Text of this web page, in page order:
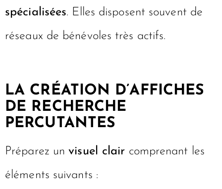
spécialisées. Elles disposent souvent de
réseaux de bénévoles très actifs.
LA CRÉATION D’AFFICHES
DE RECHERCHE
PERCUTANTES
Préparez unvisuel clair comprenant les
éléments suivants :